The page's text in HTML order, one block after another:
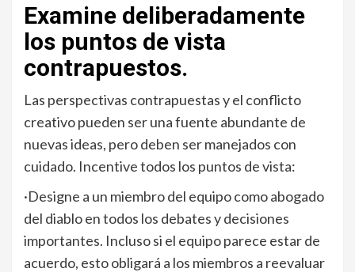
Examine deliberadamente
los puntos de vista
contrapuestos.
Las perspectivas contrapuestas y el conflicto
creativo pueden ser una fuente abundante de
nuevas ideas, pero deben ser manejados con
cuidado. Incentive todos los puntos de vista:
·Designe a un miembro del equipo como abogado
del diablo en todos los debates y decisiones
importantes. Incluso si el equipo parece estar de
acuerdo, esto obligará a los miembros a reevaluar